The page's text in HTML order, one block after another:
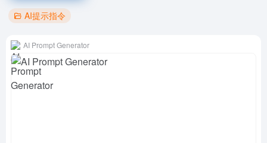
AI提示指令
AI Prompt Generator